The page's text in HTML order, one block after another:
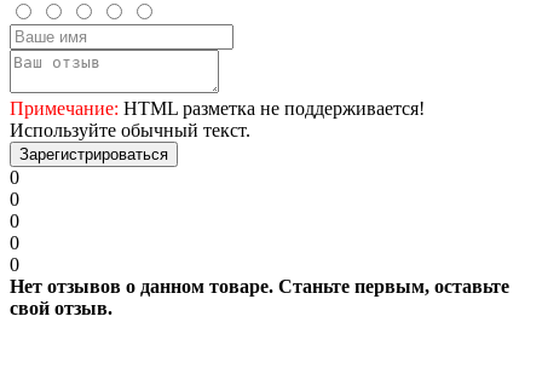
Примечание: HTML разметка не поддерживается!
Используйте обычный текст.
Зарегистрироваться
0
0
0
0
0
Нет отзывов о данном товаре. Станьте первым, оставьте
свой отзыв.